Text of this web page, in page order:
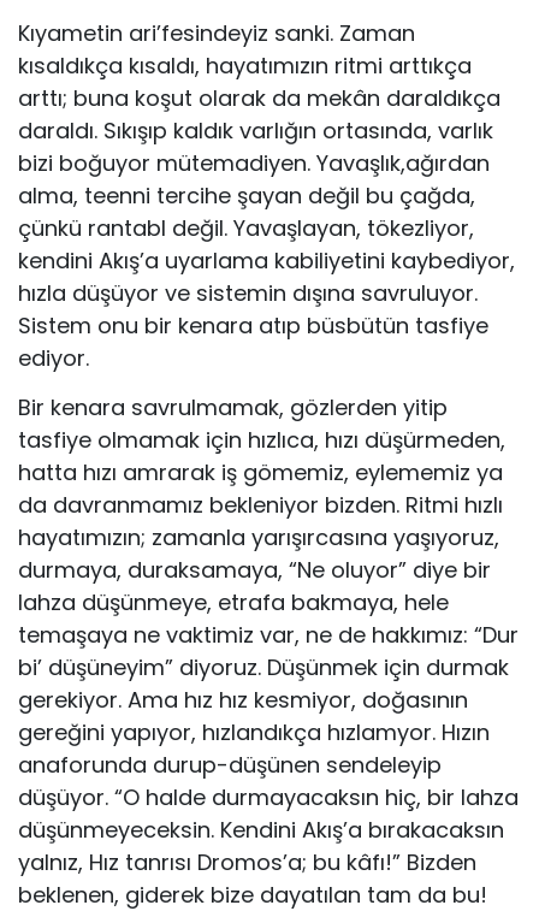
Kıyametin ari’fesindeyiz sanki. Zaman
kısaldıkça kısaldı, hayatımızın ritmi arttıkça
arttı; buna koşut olarak da mekân daraldıkça
daraldı. Sıkışıp kaldık varlığın ortasında, varlık
bizi boğuyor mütemadiyen. Yavaşlık,ağırdan
alma, teenni tercihe şayan değil bu çağda,
çünkü rantabl değil. Yavaşlayan, tökezliyor,
kendini Akış’a uyarlama kabiliyetini kaybediyor,
hızla düşüyor ve sistemin dışına savruluyor.
Sistem onu bir kenara atıp büsbütün tasfiye
ediyor.
Bir kenara savrulmamak, gözlerden yitip
tasfiye olmamak için hızlıca, hızı düşürmeden,
hatta hızı amrarak iş gömemiz, eylememiz ya
da davranmamız bekleniyor bizden. Ritmi hızlı
hayatımızın; zamanla yarışırcasına yaşıyoruz,
durmaya, duraksamaya, “Ne oluyor” diye bir
lahza düşünmeye, etrafa bakmaya, hele
temaşaya ne vaktimiz var, ne de hakkımız: “Dur
bi’ düşüneyim” diyoruz. Düşünmek için durmak
gerekiyor. Ama hız hız kesmiyor, doğasının
gereğini yapıyor, hızlandıkça hızlamyor. Hızın
anaforunda durup-düşünen sendeleyip
düşüyor. “O halde durmayacaksın hiç, bir lahza
düşünmeyeceksin. Kendini Akış’a bırakacaksın
yalnız, Hız tanrısı Dromos’a; bu kâfı!” Bizden
beklenen, giderek bize dayatılan tam da bu!